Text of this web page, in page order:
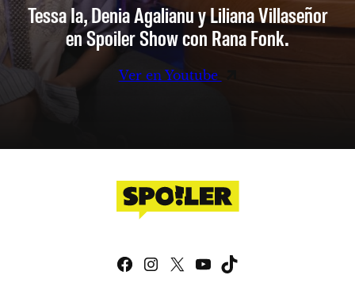
Tessa Ia, Denia Agalianu y Liliana Villaseñor
en Spoiler Show con Rana Fonk.
Ver en Youtube
Facebook
Instagram
X YouTube